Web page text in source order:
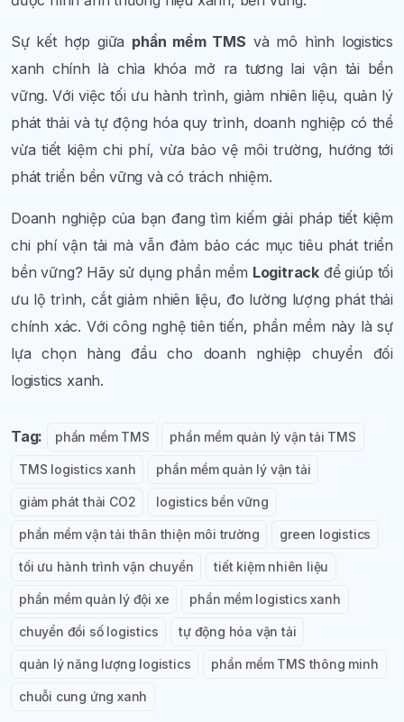
Sự kết hợp giữa phần mềm TMS và mô hình logistics
xanh chính là chìa khóa mở ra tương lai vận tải bền
vững. Với việc tối ưu hành trình, giảm nhiên liệu, quản lý
phát thải và tự động hóa quy trình, doanh nghiệp có thể
vừa tiết kiệm chi phí, vừa bảo vệ môi trường, hướng tới
phát triển bền vững và có trách nhiệm.
Doanh nghiệp của bạn đang tìm kiếm giải pháp tiết kiệm
chi phí vận tải mà vẫn đảm bảo các mục tiêu phát triển
bền vững? Hãy sử dụng phần mềm Logitrackđể giúp tối
ưu lộ trình, cắt giảm nhiên liệu, đo lường lượng phát thải
chính xác. Với công nghệ tiên tiến, phần mềm này là sự
lựa chọn hàng đầu cho doanh nghiệp chuyển đối
logistics xanh.
Tag: phần mềm TMS phần mềm quản lý vận tải TMS
TMS logistics xanh phần mềm quản lý vận tải
giảm phát thải CO2 logistics bền vững
phần mềm vận tải thân thiện môi trường green logistics
tối ưu hành trình vận chuyển tiết kiệm nhiên liệu
phần mềm quản lý đội xe phần mềm logistics xanh
chuyển đổi số logistics tự động hóa vận tải
quản lý năng lượng logistics phần mềm TMS thông minh
chuỗi cung ứng xanh